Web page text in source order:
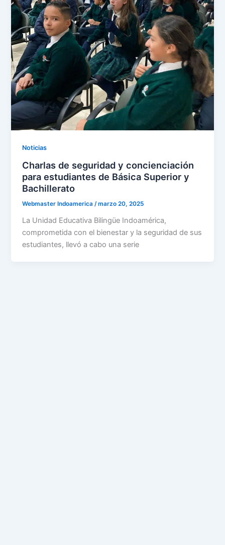
Noticias
Charlas de seguridad y concienciación
para estudiantes de Básica Superior y
Bachillerato
Webmaster Indoamerica/marzo 20, 2025
La Unidad Educativa Bilingüe Indoamérica,
comprometida con el bienestar y la seguridad de sus
estudiantes, llevó a cabo una serie